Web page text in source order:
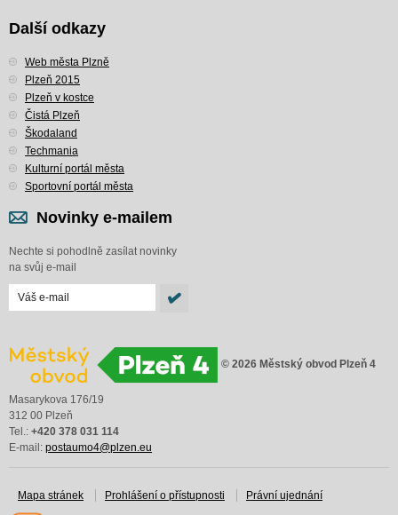
Další odkazy
Web města Plzně
Plzeň 2015
Plzeň v kostce
Čistá Plzeň
Škodaland
Techmania
Kulturní portál města
Sportovní portál města
Novinky e-mailem
Nechte si pohodlně zasílat novinky
na svůj e-mail
© 2026 Městský obvod Plzeň 4
Masarykova 176/19
312 00 Plzeň
Tel.: +420 378 031 114
E-mail: postaumo4@plzen.eu
Mapa stránek Prohlášení o přístupnosti Právní ujednání